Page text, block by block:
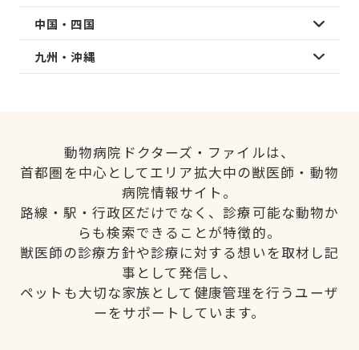
中国・四国
九州・沖縄
動物病院ドクターズ・ファイルは、
首都圏を中心としてエリア拡大中の獣医師・動物
病院情報サイト。
路線・駅・行政区だけでなく、診療可能な動物か
らも検索できることが特徴的。
獣医師の診療方針や診療に対する想いを取材し記
事として発信し、
ペットも大切な家族として健康管理を行うユーザ
ーをサポートしています。